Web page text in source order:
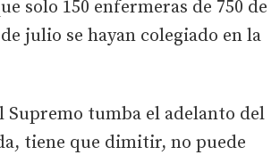
solo 150 enfermeras de 750 de
julio se hayan colegiado en la
Supremo tumba el adelanto del
tiene que dimitir, no puede